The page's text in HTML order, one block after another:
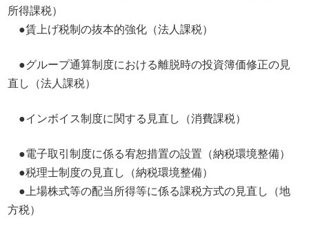
所得課税）
●賃上げ税制の抜本的強化（法人課税）
●グループ通算制度における離脱時の投資簿価修正の見
直し（法人課税）
●インボイス制度に関する見直し（消費課税）
●電子取引制度に係る宥恕措置の設置（納税環境整備）
●税理士制度の見直し（納税環境整備）
●上場株式等の配当所得等に係る課税方式の見直し（地
方税）